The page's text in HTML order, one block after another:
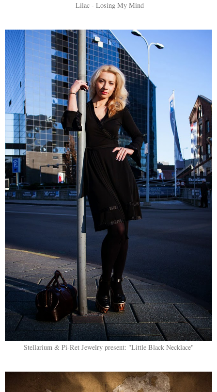
Lilac - Losing My Mind
Stellarium & Pi-Ret Jewelry present: "Little Black Necklace"